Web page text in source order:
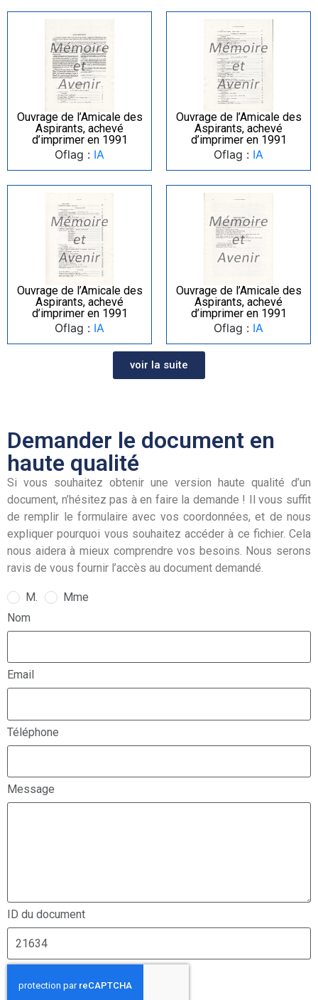
Ouvrage de l’Amicale des
Aspirants, achevé
d’imprimer en 1991
Oflag : IA
Ouvrage de l’Amicale des
Aspirants, achevé
d’imprimer en 1991
Oflag : IA
Ouvrage de l’Amicale des
Aspirants, achevé
d’imprimer en 1991
Oflag : IA
Ouvrage de l’Amicale des
Aspirants, achevé
d’imprimer en 1991
Oflag : IA
voir la suite
Demander le document en
haute qualité
Si vous souhaitez obtenir une version haute qualité d’un
document, n’hésitez pas à en faire la demande ! Il vous suffit
de remplir le formulaire avec vos coordonnées, et de nous
expliquer pourquoi vous souhaitez accéder à ce fichier. Cela
nous aidera à mieux comprendre vos besoins. Nous serons
ravis de vous fournir l’accès au document demandé.
M.
Mme
Nom
Email
Téléphone
Message
ID du document